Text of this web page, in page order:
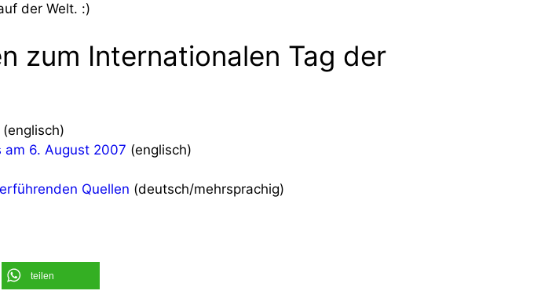
der Welt. :)
zum Internationalen Tag der
(englisch)
am 6. August 2007 (englisch)
Quellen (deutsch/mehrsprachig)
teilen